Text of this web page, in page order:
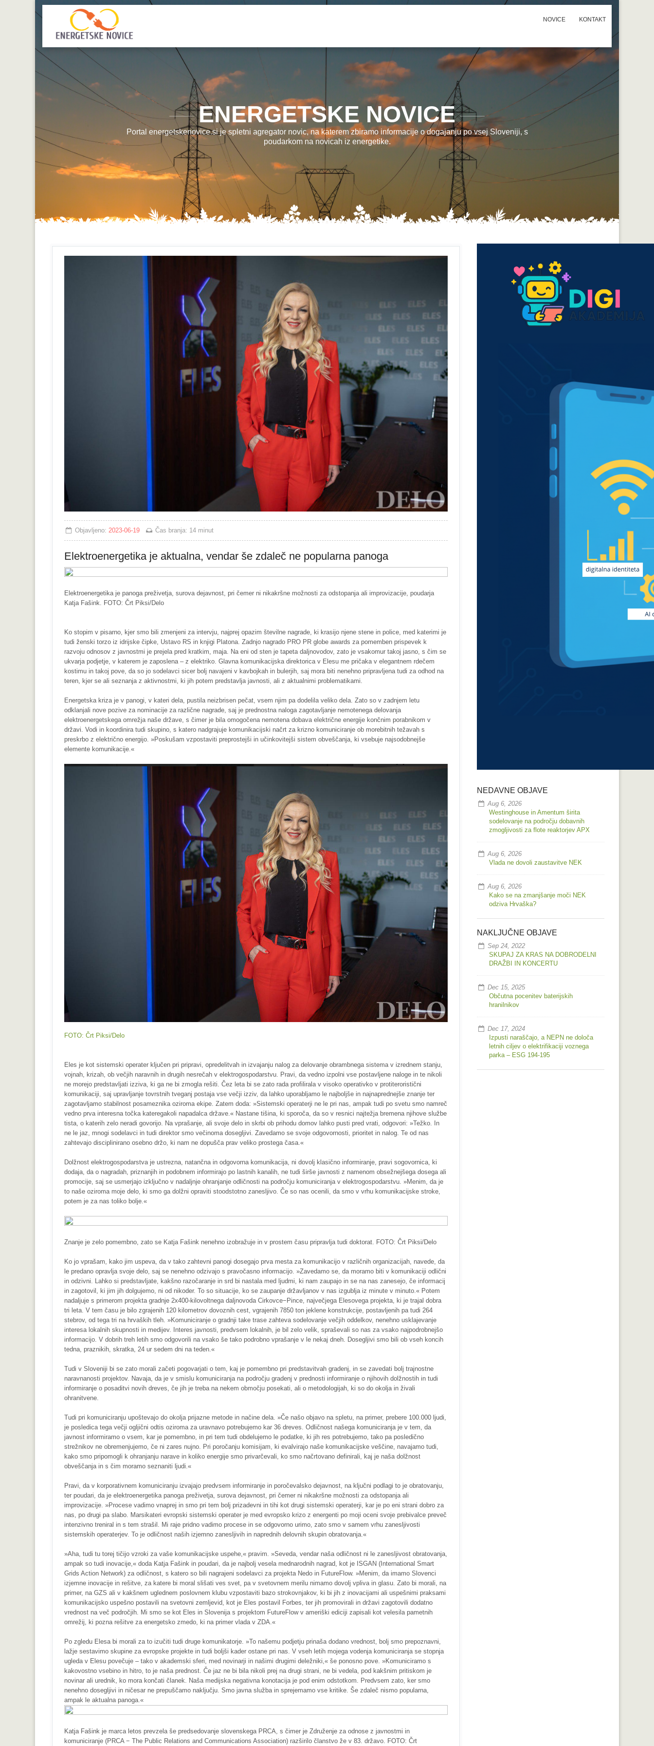
NOVICE KONTAKT
ENERGETSKE NOVICE
Portal energetskenovice.si je spletni agregator novic, na katerem zbiramo informacije o dogajanju po vsej Sloveniji, s
poudarkom na novicah iz energetike.
Objavljeno: 2023-06-19 Čas branja: 14 minut
Elektroenergetika je aktualna, vendar še zdaleč ne popularna panoga
Elektroenergetika je panoga preživetja, surova dejavnost, pri čemer ni nikakršne možnosti za odstopanja ali improvizacije, poudarja
Katja Fašink. FOTO: Črt Piksi/Delo
Ko stopim v pisarno, kjer smo bili zmenjeni za intervju, najprej opazim številne nagrade, ki krasijo njene stene in police, med katerimi je
tudi ženski torzo iz idrijske čipke, Ustavo RS in knjigi Platona. Zadnjo nagrado PRO PR globe awards za pomemben prispevek k
razvoju odnosov z javnostmi je prejela pred kratkim, maja. Na eni od sten je tapeta daljnovodov, zato je vsakomur takoj jasno, s čim se
ukvarja podjetje, v katerem je zaposlena – z elektriko. Glavna komunikacijska direktorica v Elesu me pričaka v elegantnem rdečem
kostimu in takoj pove, da so jo sodelavci sicer bolj navajeni v kavbojkah in bulerjih, saj mora biti nenehno pripravljena tudi za odhod na
teren, kjer se ali seznanja z aktivnostmi, ki jih potem predstavlja javnosti, ali z aktualnimi problematikami.
Energetska kriza je v panogi, v kateri dela, pustila neizbrisen pečat, vsem njim pa dodelila veliko dela. Zato so v zadnjem letu
odklanjali nove pozive za nominacije za različne nagrade, saj je prednostna naloga zagotavljanje nemotenega delovanja
elektroenergetskega omrežja naše države, s čimer je bila omogočena nemotena dobava električne energije končnim porabnikom v
državi. Vodi in koordinira tudi skupino, s katero nadgrajuje komunikacijski načrt za krizno komuniciranje ob morebitnih težavah s
preskrbo z električno energijo. »Poskušam vzpostaviti preprostejši in učinkovitejši sistem obveščanja, ki vsebuje najsodobnejše
elemente komunikacije.«
FOTO: Črt Piksi/Delo
Eles je kot sistemski operater ključen pri pripravi, opredelitvah in izvajanju nalog za delovanje obrambnega sistema v izrednem stanju,
vojnah, krizah, ob večjih naravnih in drugih nesrečah v elektrogospodarstvu. Pravi, da vedno izpolni vse postavljene naloge in te nikoli
ne morejo predstavljati izziva, ki ga ne bi zmogla rešiti. Čez leta bi se zato rada profilirala v visoko operativko v protiteroristični
komunikaciji, saj upravljanje tovrstnih tveganj postaja vse večji izziv, da lahko uporabljamo le najboljše in najnaprednejše znanje ter
zagotavljamo stabilnost posameznika oziroma ekipe. Zatem doda: »Sistemski operaterji ne le pri nas, ampak tudi po svetu smo namreč
vedno prva interesna točka kateregakoli napadalca države.« Nastane tišina, ki sporoča, da so v resnici najtežja bremena njihove službe
tista, o katerih zelo neradi govorijo. Na vprašanje, ali svoje delo in skrbi ob prihodu domov lahko pusti pred vrati, odgovori: »Težko. In
ne le jaz, mnogi sodelavci in tudi direktor smo večinoma dosegljivi. Zavedamo se svoje odgovornosti, prioritet in nalog. Te od nas
zahtevajo disciplinirano osebno držo, ki nam ne dopušča prav veliko prostega časa.«
Dolžnost elektrogospodarstva je ustrezna, natančna in odgovorna komunikacija, ni dovolj klasično informiranje, pravi sogovornica, ki
dodaja, da o nagradah, priznanjih in podobnem informirajo po lastnih kanalih, ne tudi širše javnosti z namenom obsežnejšega dosega ali
promocije, saj se usmerjajo izključno v nadaljnje ohranjanje odličnosti na področju komuniciranja v elektrogospodarstvu. »Menim, da je
to naše oziroma moje delo, ki smo ga dolžni opraviti stoodstotno zanesljivo. Če so nas ocenili, da smo v vrhu komunikacijske stroke,
potem je za nas toliko bolje.«
Znanje je zelo pomembno, zato se Katja Fašink nenehno izobražuje in v prostem času pripravlja tudi doktorat. FOTO: Črt Piksi/Delo
Ko jo vprašam, kako jim uspeva, da v tako zahtevni panogi dosegajo prva mesta za komunikacijo v različnih organizacijah, navede, da
le predano opravlja svoje delo, saj se nenehno odzivajo s pravočasno informacijo. »Zavedamo se, da moramo biti v komunikaciji odlični
in odzivni. Lahko si predstavljate, kakšno razočaranje in srd bi nastala med ljudmi, ki nam zaupajo in se na nas zanesejo, če informacij
in zagotovil, ki jim jih dolgujemo, ni od nikoder. To so situacije, ko se zaupanje državljanov v nas izgublja iz minute v minuto.« Potem
nadaljuje s primerom projekta gradnje 2x400-kilovoltnega daljnovoda Cirkovce−Pince, največjega Elesovega projekta, ki je trajal dobra
tri leta. V tem času je bilo zgrajenih 120 kilometrov dovoznih cest, vgrajenih 7850 ton jeklene konstrukcije, postavljenih pa tudi 264
stebrov, od tega tri na hrvaških tleh. »Komuniciranje o gradnji take trase zahteva sodelovanje večjih oddelkov, nenehno usklajevanje
interesa lokalnih skupnosti in medijev. Interes javnosti, predvsem lokalnih, je bil zelo velik, spraševali so nas za vsako najpodrobnejšo
informacijo. V dobrih treh letih smo odgovorili na vsako še tako podrobno vprašanje v le nekaj dneh. Dosegljivi smo bili ob vseh koncih
tedna, praznikih, skratka, 24 ur sedem dni na teden.«
Tudi v Sloveniji bi se zato morali začeti pogovarjati o tem, kaj je pomembno pri predstavitvah gradenj, in se zavedati bolj trajnostne
naravnanosti projektov. Navaja, da je v smislu komuniciranja na področju gradenj v prednosti informiranje o njihovih dolžnostih in tudi
informiranje o posaditvi novih dreves, če jih je treba na nekem območju posekati, ali o metodologijah, ki so do okolja in živali
ohranitvene.
Tudi pri komuniciranju upoštevajo do okolja prijazne metode in načine dela. »Če našo objavo na spletu, na primer, prebere 100.000 ljudi,
je posledica tega večji ogljični odtis oziroma za uravnavo potrebujemo kar 36 dreves. Odličnost našega komuniciranja je v tem, da
javnost informiramo o vsem, kar je pomembno, in pri tem tudi obdelujemo le podatke, ki jih res potrebujemo, tako pa posledično
strežnikov ne obremenjujemo, če ni zares nujno. Pri poročanju komisijam, ki evalvirajo naše komunikacijske veščine, navajamo tudi,
kako smo pripomogli k ohranjanju narave in koliko energije smo privarčevali, ko smo načrtovano definirali, kaj je naša dolžnost
obveščanja in s čim moramo seznaniti ljudi.«
Pravi, da v korporativnem komuniciranju izvajajo predvsem informiranje in poročevalsko dejavnost, na ključni podlagi to je obratovanju,
ter poudari, da je elektroenergetika panoga preživetja, surova dejavnost, pri čemer ni nikakršne možnosti za odstopanja ali
improvizacije. »Procese vadimo vnaprej in smo pri tem bolj prizadevni in tihi kot drugi sistemski operaterji, kar je po eni strani dobro za
nas, po drugi pa slabo. Marsikateri evropski sistemski operater je med evropsko krizo z energenti po moji oceni svoje prebivalce preveč
intenzivno treniral in s tem strašil. Mi raje pridno vadimo procese in se odgovorno urimo, zato smo v samem vrhu zanesljivosti
sistemskih operaterjev. To je odličnost naših izjemno zanesljivih in naprednih delovnih skupin obratovanja.«
»Aha, tudi tu torej tičijo vzroki za vaše komunikacijske uspehe,« pravim. »Seveda, vendar naša odličnost ni le zanesljivost obratovanja,
ampak so tudi inovacije,« doda Katja Fašink in poudari, da je najbolj vesela mednarodnih nagrad, kot je ISGAN (International Smart
Grids Action Network) za odličnost, s katero so bili nagrajeni sodelavci za projekta Nedo in FutureFlow. »Menim, da imamo Slovenci
izjemne inovacije in rešitve, za katere bi moral slišati ves svet, pa v svetovnem merilu nimamo dovolj vpliva in glasu. Zato bi morali, na
primer, na GZS ali v kakšnem uglednem poslovnem klubu vzpostaviti bazo strokovnjakov, ki bi jih z inovacijami ali uspešnimi praksami
komunikacijsko uspešno postavili na svetovni zemljevid, kot je Eles postavil Forbes, ter jih promovirali in državi zagotovili dodatno
vrednost na več področjih. Mi smo se kot Eles in Slovenija s projektom FutureFlow v ameriški ediciji zapisali kot velesila pametnih
omrežij, ki pozna rešitve za energetsko zmedo, ki na primer vlada v ZDA.«
Po zgledu Elesa bi morali za to izučiti tudi druge komunikatorje. »To našemu podjetju prinaša dodano vrednost, bolj smo prepoznavni,
lažje sestavimo skupine za evropske projekte in tudi boljši kader ostane pri nas. V vseh letih mojega vodenja komuniciranja se stopnja
ugleda v Elesu povečuje – tako v akademski sferi, med novinarji in našimi drugimi deležniki,« še ponosno pove. »Komuniciramo s
kakovostno vsebino in hitro, to je naša prednost. Če jaz ne bi bila nikoli prej na drugi strani, ne bi vedela, pod kakšnim pritiskom je
novinar ali urednik, ko mora končati članek. Naša medijska negativna konotacija je pod enim odstotkom. Predvsem zato, ker smo
nenehno dosegljivi in ničesar ne prepuščamo naključju. Smo javna služba in sprejemamo vse kritike. Še zdaleč nismo popularna,
ampak le aktualna panoga.«
Katja Fašink je marca letos prevzela še predsedovanje slovenskega PRCA, s čimer je Združenje za odnose z javnostmi in
komuniciranje (PRCA − The Public Relations and Communications Association) razširilo članstvo že v 83. državo. FOTO: Črt
NEDAVNE OBJAVE
Aug 6, 2026
Westinghouse in Amentum širita
sodelovanje na področju dobavnih
zmogljivosti za flote reaktorjev APX
Aug 6, 2026
Vlada ne dovoli zaustavitve NEK
Aug 6, 2026
Kako se na zmanjšanje moči NEK
odziva Hrvaška?
NAKLJUČNE OBJAVE
Sep 24, 2022
SKUPAJ ZA KRAS NA DOBRODELNI
DRAŽBI IN KONCERTU
Dec 15, 2025
Občutna pocenitev baterijskih
hranilnikov
Dec 17, 2024
Izpusti naraščajo, a NEPN ne določa
letnih ciljev o elektrifikaciji voznega
parka – ESG 194-195